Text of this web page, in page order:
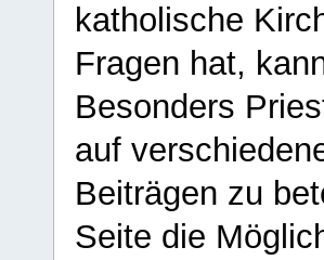
katholische
Fragen hat,
Besonders
auf
Beiträgen zu
Seite die